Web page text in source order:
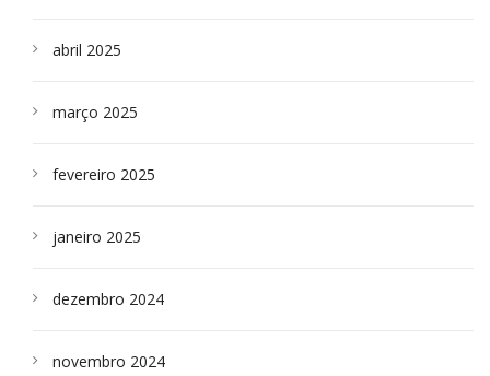
abril 2025
março 2025
fevereiro 2025
janeiro 2025
dezembro 2024
novembro 2024